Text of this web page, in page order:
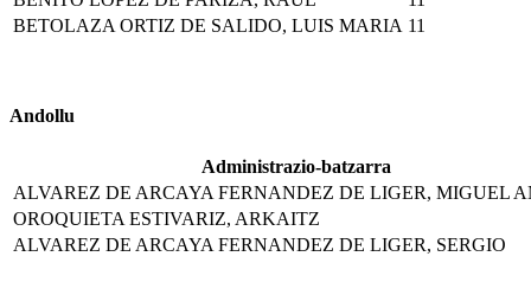
BETOLAZA ORTIZ DE SALIDO, LUIS MARIA 11
Andollu
Administrazio-batzarra
ALVAREZ DE ARCAYA FERNANDEZ DE LIGER, MIGUEL
OROQUIETA ESTIVARIZ, ARKAITZ
ALVAREZ DE ARCAYA FERNANDEZ DE LIGER, SERGIO